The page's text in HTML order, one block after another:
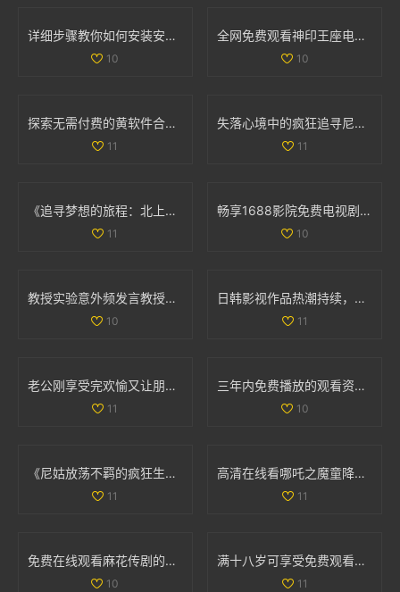
详细步骤教你如何安装安卓手机系统九个一版完美升级
10
全网免费观看神印王座电视剧全集精彩内容解析与观看攻略
10
探索无需付费的黄软件合集，畅享多样化内容的便捷体验
11
失落心境中的疯狂追寻尼姑的秘密与爱情之旅
11
《追寻梦想的旅程：北上剧集带你探索人生的选择与挑战》
11
畅享1688影院免费电视剧观看软件的最佳选择与使用指南
10
教授实验意外频发言教授要撞坏了引发众人关注
10
日韩影视作品热潮持续，探索多样化的观影新体验
11
老公刚享受完欢愉又让朋友参与其中的奇特故事
11
三年内免费播放的观看资源推荐与分享，尽享无限乐趣
10
《尼姑放荡不羁的疯狂生活在线观看免费版》
11
高清在线看哪吒之魔童降世2电影的方法和渠道分享
11
免费在线观看麻花传剧的高清完整版MV，尽享精彩剧集魅力
10
满十八岁可享受免费观看多部电视剧的最新福利和活动
11